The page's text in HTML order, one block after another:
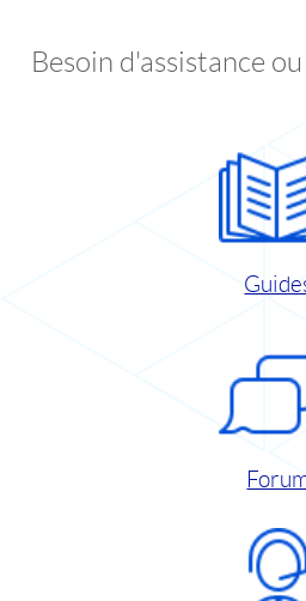
Besoin d'assistance